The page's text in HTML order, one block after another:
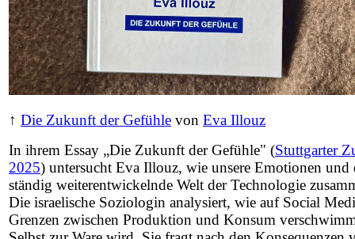
↑ Die Zukunft der Gefühle von Eva Illouz
In ihrem Essay „Die Zukunft der Gefühle" (Stuttgarter
2025) untersucht Eva Illouz, wie unsere Emotionen und
ständig weiterentwickelnde Welt der Technologie
Die israelische Soziologin analysiert, wie auf Social
Grenzen zwischen Produktion und Konsum